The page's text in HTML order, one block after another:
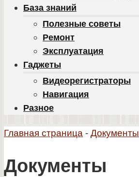
База знаний
Полезные советы
Ремонт
Эксплуатация
Гаджеты
Видеорегистраторы
Навигация
Разное
Главная страница - Документы
Документы